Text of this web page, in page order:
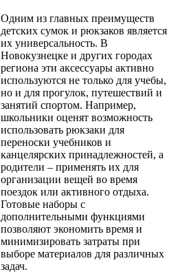
Одним из главных преимуществ
детских сумок и рюкзаков является
их универсальность. В
Новокузнецке и других городах
региона эти аксессуары активно
используются не только для учебы,
но и для прогулок, путешествий и
занятий спортом. Например,
школьники оценят возможность
использовать рюкзаки для
переноски учебников и
канцелярских принадлежностей, а
родители – применять их для
организации вещей во время
поездок или активного отдыха.
Готовые наборы с
дополнительными функциями
позволяют экономить время и
минимизировать затраты при
выборе материалов для различных
задач.